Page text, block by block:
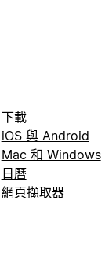
下載
iOS 與 Android
Mac 和 Windows
日曆
網頁擷取器